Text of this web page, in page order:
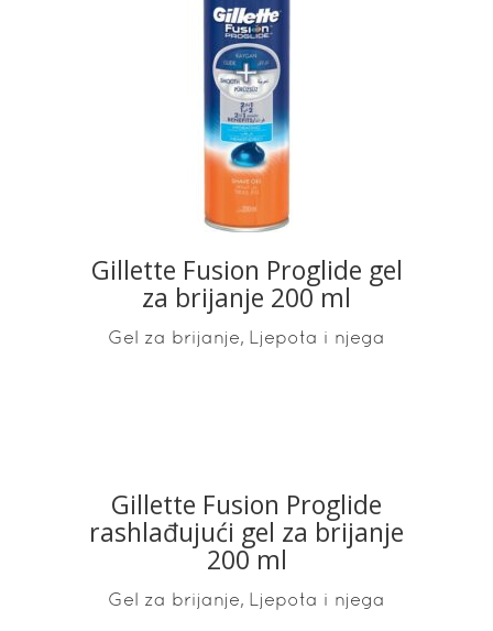
READ MORE
Gillette Fusion Proglide gel
za brijanje 200 ml
Gel za brijanje, Ljepota i njega
READ MORE
Gillette Fusion Proglide
rashlađujući gel za brijanje
200 ml
Gel za brijanje, Ljepota i njega